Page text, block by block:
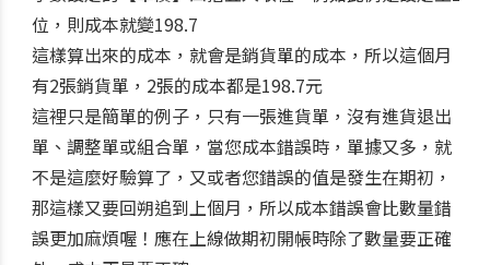
位，則成本就變198.7
這樣算出來的成本，就會是銷貨單的成本，所以這個月
有2張銷貨單，2張的成本都是198.7元
這裡只是簡單的例子，只有一張進貨單，沒有進貨退出
單、調整單或組合單，當您成本錯誤時，單據又多，就
不是這麼好驗算了，又或者您錯誤的值是發生在期初，
那這樣又要回朔追到上個月，所以成本錯誤會比數量錯
誤更加麻煩喔！應在上線做期初開帳時除了數量要正確